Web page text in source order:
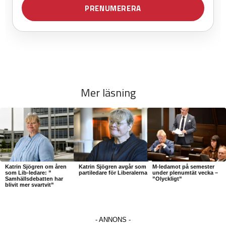
Mer läsning
Katrin Sjögren om åren
som Lib-ledare: ”
Samhällsdebatten har
blivit mer svartvit”
Katrin Sjögren avgår som
partiledare för Liberalerna
M-ledamot på semester
under plenumtät vecka –
”Olyckligt”